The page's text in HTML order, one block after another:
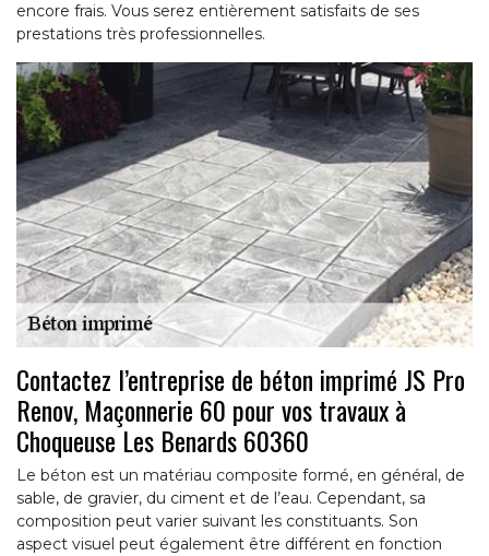
encore frais. Vous serez entièrement satisfaits de ses
prestations très professionnelles.
Contactez l’entreprise de béton imprimé JS Pro
Renov, Maçonnerie 60 pour vos travaux à
Choqueuse Les Benards 60360
Le béton est un matériau composite formé, en général, de
sable, de gravier, du ciment et de l’eau. Cependant, sa
composition peut varier suivant les constituants. Son
aspect visuel peut également être différent en fonction